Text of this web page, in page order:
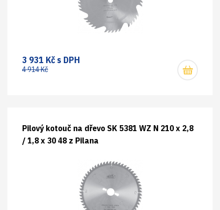
3 931 Kč s DPH
4 914 Kč
Pilový kotouč na dřevo SK 5381 WZ N 210 x 2,8
/ 1,8 x 30 48 z Pilana